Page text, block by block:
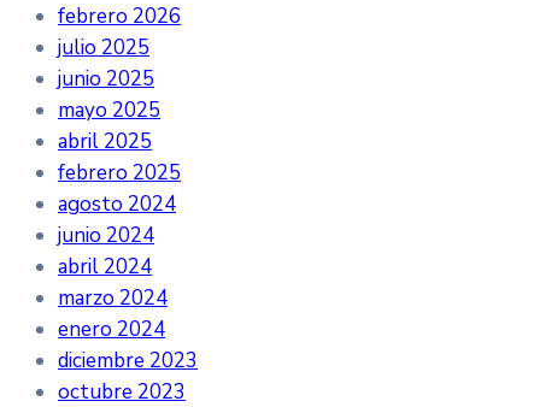
febrero 2026
julio 2025
junio 2025
mayo 2025
abril 2025
febrero 2025
agosto 2024
junio 2024
abril 2024
marzo 2024
enero 2024
diciembre 2023
octubre 2023